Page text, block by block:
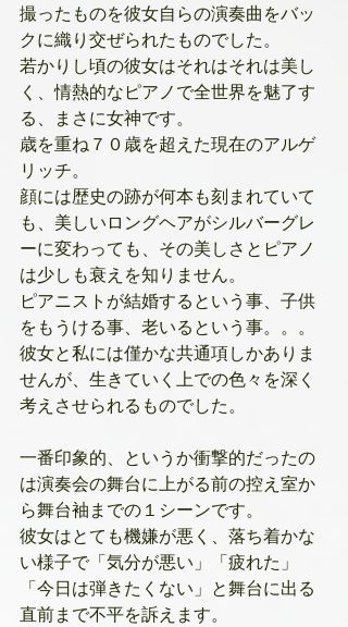
撮ったものを彼女自らの演奏曲をバッ
クに織り交ぜられたものでした。
若かりし頃の彼女はそれはそれは美し
く、情熱的なピアノで全世界を魅了す
る、まさに女神です。
歳を重ね７０歳を超えた現在のアルゲ
リッチ。
顔には歴史の跡が何本も刻まれていて
も、美しいロングヘアがシルバーグレ
ーに変わっても、その美しさとピアノ
は少しも衰えを知りません。
ピアニストが結婚するという事、子供
をもうける事、老いるという事。。。
彼女と私には僅かな共通項しかありま
せんが、生きていく上での色々を深く
考えさせられるものでした。
一番印象的、というか衝撃的だったの
は演奏会の舞台に上がる前の控え室か
ら舞台袖までの１シーンです。
彼女はとても機嫌が悪く、落ち着かな
い様子で「気分が悪い」「疲れた」
「今日は弾きたくない」と舞台に出る
直前まで不平を訴えます。